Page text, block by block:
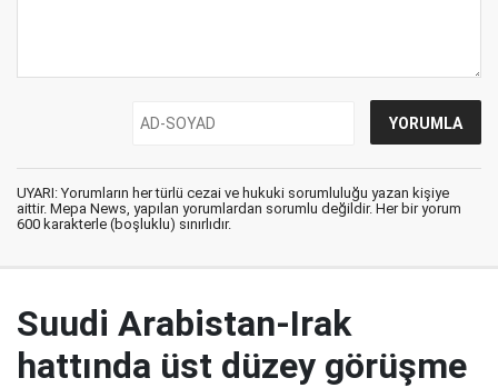
UYARI: Yorumların her türlü cezai ve hukuki sorumluluğu yazan kişiye
aittir. Mepa News, yapılan yorumlardan sorumlu değildir. Her bir yorum
600 karakterle (boşluklu) sınırlıdır.
Suudi Arabistan-Irak
hattında üst düzey görüşme